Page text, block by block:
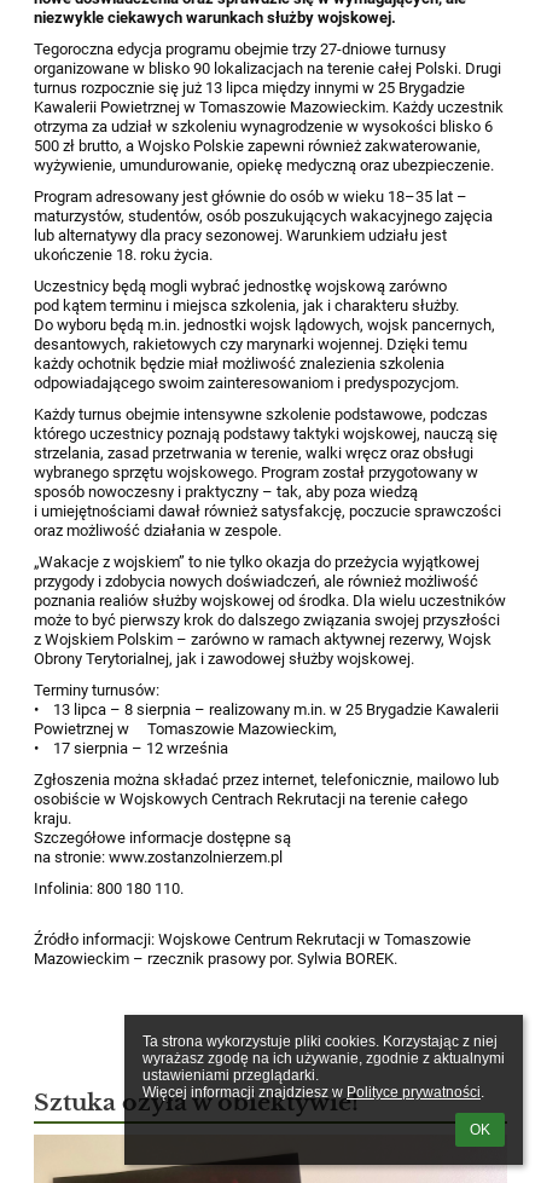
Ta strona wykorzystuje pliki cookies. Korzystając z niej
wyrażasz zgodę na ich używanie, zgodnie z aktualnymi
ustawieniami przeglądarki.
Więcej informacji znajdziesz w Polityce prywatności.
OK
niezwykle ciekawych warunkach służby wojskowej.
Tegoroczna edycja programu obejmie trzy 27-dniowe turnusy
organizowane w blisko 90 lokalizacjach na terenie całej Polski. Drugi
turnus rozpocznie się już 13 lipca między innymi w 25 Brygadzie
Kawalerii Powietrznej w Tomaszowie Mazowieckim. Każdy uczestnik
otrzyma za udział w szkoleniu wynagrodzenie w wysokości blisko 6
500 zł brutto, a Wojsko Polskie zapewni również zakwaterowanie,
wyżywienie, umundurowanie, opiekę medyczną oraz ubezpieczenie.
Program adresowany jest głównie do osób w wieku 18–35 lat –
maturzystów, studentów, osób poszukujących wakacyjnego zajęcia
lub alternatywy dla pracy sezonowej. Warunkiem udziału jest
ukończenie 18. roku życia.
Uczestnicy będą mogli wybrać jednostkę wojskową zarówno
pod kątem terminu i miejsca szkolenia, jak i charakteru służby.
Do wyboru będą m.in. jednostki wojsk lądowych, wojsk pancernych,
desantowych, rakietowych czy marynarki wojennej. Dzięki temu
każdy ochotnik będzie miał możliwość znalezienia szkolenia
odpowiadającego swoim zainteresowaniom i predyspozycjom.
Każdy turnus obejmie intensywne szkolenie podstawowe, podczas
którego uczestnicy poznają podstawy taktyki wojskowej, nauczą się
strzelania, zasad przetrwania w terenie, walki wręcz oraz obsługi
wybranego sprzętu wojskowego. Program został przygotowany w
sposób nowoczesny i praktyczny – tak, aby poza wiedzą
i umiejętnościami dawał również satysfakcję, poczucie sprawczości
oraz możliwość działania w zespole.
„Wakacje z wojskiem” to nie tylko okazja do przeżycia wyjątkowej
przygody i zdobycia nowych doświadczeń, ale również możliwość
poznania realiów służby wojskowej od środka. Dla wielu uczestników
może to być pierwszy krok do dalszego związania swojej przyszłości
z Wojskiem Polskim – zarówno w ramach aktywnej rezerwy, Wojsk
Obrony Terytorialnej, jak i zawodowej służby wojskowej.
Terminy turnusów:
• 13 lipca – 8 sierpnia – realizowany m.in. w 25 Brygadzie Kawalerii
Powietrznej w Tomaszowie Mazowieckim,
• 17 sierpnia – 12 września
Zgłoszenia można składać przez internet, telefonicznie, mailowo lub
osobiście w Wojskowych Centrach Rekrutacji na terenie całego
kraju.
Szczegółowe informacje dostępne są
na stronie: www.zostanzolnierzem.pl
Infolinia: 800 180 110.
Źródło informacji: Wojskowe Centrum Rekrutacji w Tomaszowie
Mazowieckim – rzecznik prasowy por. Sylwia BOREK.
Sztuka ożyła w obiektywie!